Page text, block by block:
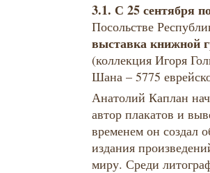
3.1. С 25 сентября
Посольстве
выставка книжной
(коллекция Игоря
Шана – 5775
Анатолий Каплан
автор плакатов и
временем он создал
издания
миру. Среди